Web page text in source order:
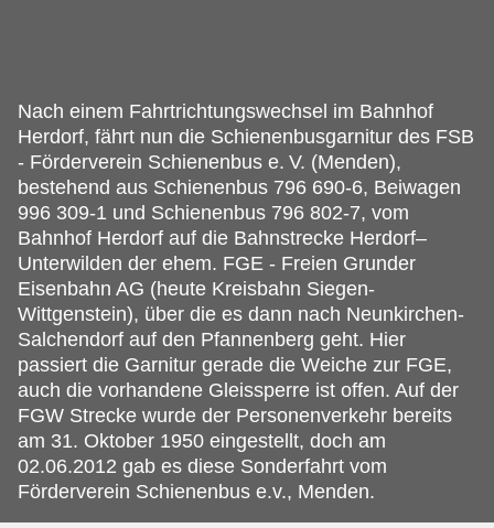
Nach einem Fahrtrichtungswechsel im Bahnhof
Herdorf, fährt nun die Schienenbusgarnitur des FSB
- Förderverein Schienenbus e. V. (Menden),
bestehend aus Schienenbus 796 690-6, Beiwagen
996 309-1 und Schienenbus 796 802-7, vom
Bahnhof Herdorf auf die Bahnstrecke Herdorf–
Unterwilden der ehem. FGE - Freien Grunder
Eisenbahn AG (heute Kreisbahn Siegen-
Wittgenstein), über die es dann nach Neunkirchen-
Salchendorf auf den Pfannenberg geht. Hier
passiert die Garnitur gerade die Weiche zur FGE,
auch die vorhandene Gleissperre ist offen. Auf der
FGW Strecke wurde der Personenverkehr bereits
am 31. Oktober 1950 eingestellt, doch am
02.06.2012 gab es diese Sonderfahrt vom
Förderverein Schienenbus e.v., Menden.